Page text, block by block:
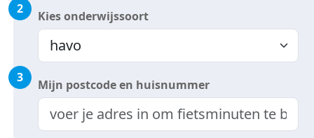
2 Kies onderwijssoort
3 Mijn postcode en huisnummer